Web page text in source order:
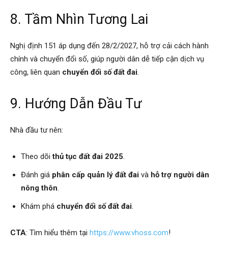
8. Tầm Nhìn Tương Lai
Nghị định 151 áp dụng đến 28/2/2027, hỗ trợ cải cách hành
chính và chuyển đổi số, giúp người dân dễ tiếp cận dịch vụ
công, liên quan chuyển đổi số đất đai.
9. Hướng Dẫn Đầu Tư
Nhà đầu tư nên:
Theo dõithủ tục đất đai 2025.
Đánh giá phân cấp quản lý đất đai và hỗ trợ người dân
nông thôn.
Khám phá chuyển đổi số đất đai.
CTA: Tìm hiểu thêm tại https://www.vhoss.com!